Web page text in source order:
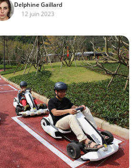
Delphine Gaillard
12 juin 2023